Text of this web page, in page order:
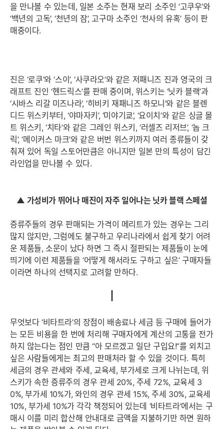
을 만나볼 수 있는데, 일본 소주는 현재 보리 소주인 ‘고쿠우’와
‘백년의 고독’, ‘천년의 잠’, 고구마 소주인 ‘천사의 유혹’ 등이 판
매중이다.
진은 ‘로쿠’와 ‘스이’, ‘사쿠라오’와 같은 저패니즈 진과 영국의 크
래프트 진인 ‘헨드릭스’를 판매 중이며, 위스키는 ‘닛카 블랙’과
‘시바스 리갈 미즈나라’, ‘히비키 재패니즈 하모니’와 같은 블렌
디드 위스키부터, ‘야마자키’, ‘미야기쿄’, ‘요이치’와 같은 싱글 몰
트 위스키, ‘치타’와 같은 그레인 위스키, ‘러셀즈 리저브’, ‘놉 크
릭’, ‘메이커스 마크’와 같은 버번 위스키까지 여러 종류들이 갖
춰져 있어 독일 스토어만큼은 아니지만 일본 만의 특성이 담긴
라인업을 만나볼 수 있다.
▲ 가성비가 뛰어나 매진이 자주 일어나는 닛카 블랙 스페셜
증류주들의 경우 판매되는 가격이 메리트가 있는 경우는 그리
많지 않지만, 그럼에도 불구하고 우리나라에서 쉽게 찾기 어려
운 제품들, 소문이 났다 하면 그 즉시 절판되는 제품들이 눈에
띄기에 이런 제품들을 ‘어떻게 해서라도 구하고 싶은’ 구매자들
이라면 하나의 선택지로 고려할 만하다.
무엇보다 ‘비타트라’의 장점이 배송료나 세금 등 구매에 들어가
는 모든 비용을 한 번에 처리해 구매자에게 계산의 고통을 전가
하지 않는다는 점인 만큼 “아 모르겠고 일단 구입요!”를 외치고
싶은 사람들에게는 최고의 판매처라 할 수 있을 것이다. 특히
세금의 경우 관세와 주세, 교육세, 부가세로 크게 나뉘는데, 위
스키가 속한 증류주의 경우 관세 20%, 주세 72%, 교육세 3
0%, 부가세 10%가, 와인의 경우 관세 15%, 주세 30%, 교육세
10%, 부가세 10%가 각각 책정되어 있는데 ‘비타트라’에서는 구
매시 이를 미리 합산해 안내대로 금액을 지불하기만 하면 원하